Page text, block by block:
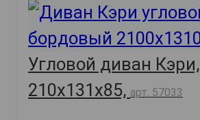
Угловой диван Кэри,
210х131х85, арт. 57033